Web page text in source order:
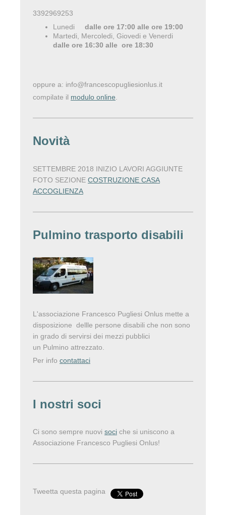
3392969253
Lunedi dalle ore 17:00 alle ore 19:00
Martedi, Mercoledi, Giovedi e Venerdi
dalle ore 16:30 alle ore 18:30
oppure a: info@francescopugliesionlus.it
compilate il modulo online
Novità
SETTEMBRE 2018 INIZIO LAVORI AGGIUNTE
FOTO SEZIONE COSTRUZIONE CASA
ACCOGLIENZA
Pulmino trasporto disabili
L'associazione Francesco Pugliesi Onlus mette a
disposizione dellle persone disabili che non sono
in grado di servirsi dei mezzi pubblici
un Pulmino attrezzato.
Per info contattaci
I nostri soci
Ci sono sempre nuovi soci che si uniscono a
Associazione Francesco Pugliesi Onlus!
Tweetta questa pagina